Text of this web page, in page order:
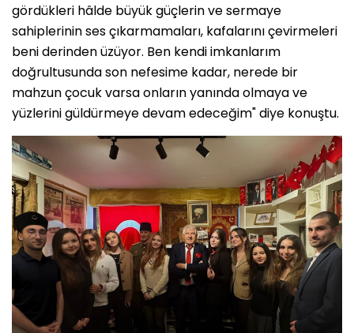
gördükleri hâlde büyük güçlerin ve sermaye
sahiplerinin ses çıkarmamaları, kafalarını çevirmeleri
beni derinden üzüyor. Ben kendi imkanlarım
doğrultusunda son nefesime kadar, nerede bir
mahzun çocuk varsa onların yanında olmaya ve
yüzlerini güldürmeye devam edeceğim" diye konuştu.